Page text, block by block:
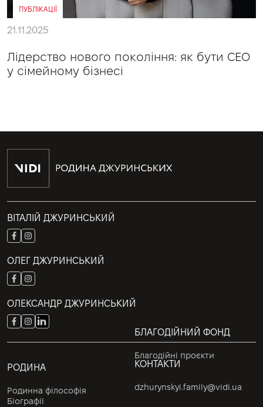
ПУБЛІКАЦІЇ
21.11.2025
Лідерство нового покоління: як бути CEO
у сімейному бізнесі
ВІТАЛІЙ ДЖУРИНСЬКИЙ
ОЛЕГ ДЖУРИНСЬКИЙ
ОЛЕКСАНДР ДЖУРИНСЬКИЙ
РОДИНА
Родинна філософія
Біографії
БЛАГОДІЙНИЙ ФОНД
Благодійні проєкти
КОНТАКТИ
dzhurynskyi.family@vidi.ua